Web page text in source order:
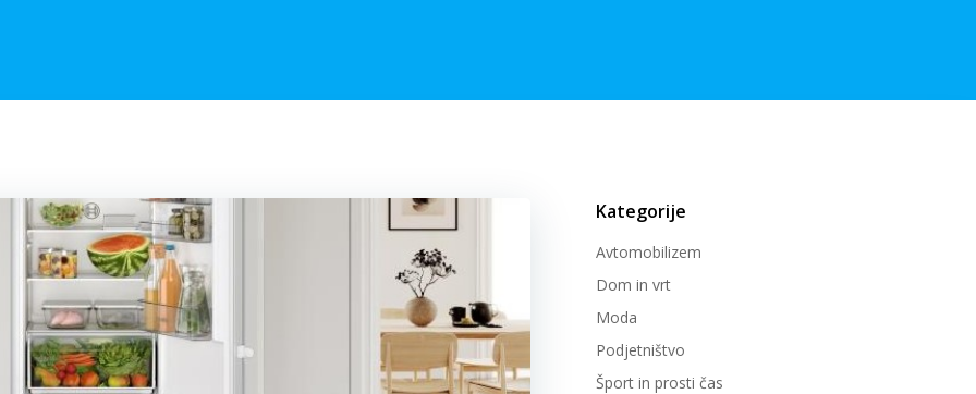
Kategorije
Avtomobilizem
Dom in vrt
Moda
Podjetništvo
Šport in prosti čas